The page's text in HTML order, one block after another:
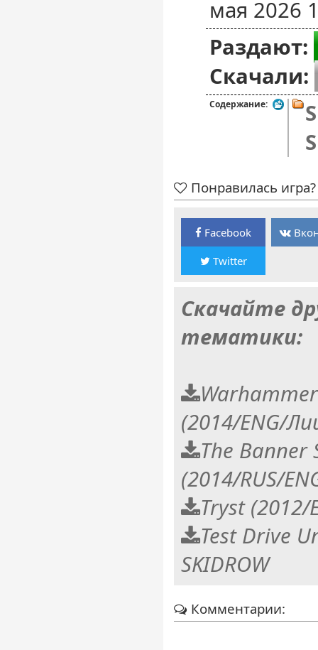
мая 2026
Раздают:
Скачали:
Содержание:
Понравилась
Facebook
Twitter
Скачайте
тематики:
(2014/ENG/
The Banner
(2014/RUS/
Tryst (2012/
Test Drive
SKIDROW
Комментарии: